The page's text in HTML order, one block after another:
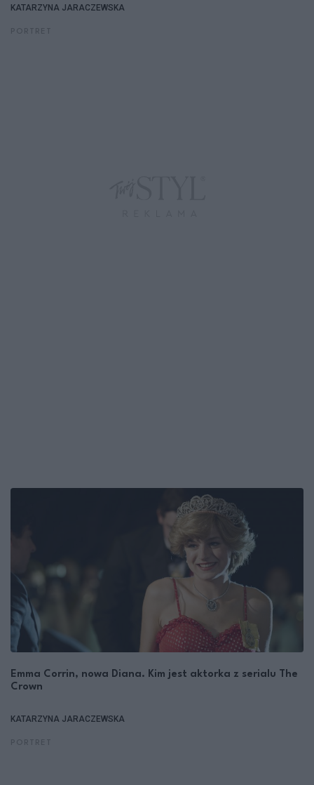
KATARZYNA JARACZEWSKA
Emma Corrin, nowa Diana. Kim jest aktorka z serialu The
Crown
KATARZYNA JARACZEWSKA